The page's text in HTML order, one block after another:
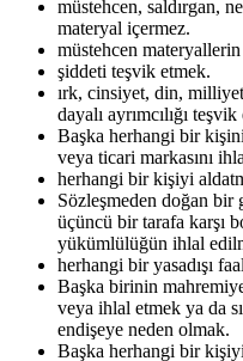
müstehcen, saldırgan,
materyal içermez.
müstehcen materyallerin
şiddeti teşvik etmek.
ırk, cinsiyet, din,
dayalı ayrımcılığı
Başka herhangi bir
veya ticari markasını
herhangi bir kişiyi
Sözleşmeden doğan
üçüncü bir tarafa karşı
yükümlülüğün ihlal
herhangi bir yasadışı
Başka birinin
veya ihlal etmek ya da
endişeye neden olmak.
Başka herhangi bir